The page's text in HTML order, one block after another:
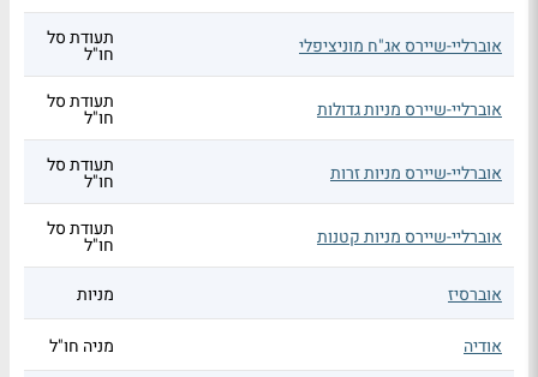
אוברליי-שיירס אג"ח מוניציפלי תעודת סל
חו"ל
אוברליי-שיירס מניות גדולות תעודת סל
חו"ל
אוברליי-שיירס מניות זרות תעודת סל
חו"ל
אוברליי-שיירס מניות קטנות תעודת סל
חו"ל
אוברסיז
מניות
אודיה מניה חו"ל